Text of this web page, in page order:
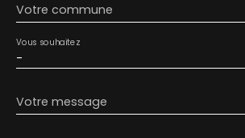
Votre commune
-
Vous souhaitez
Votre message